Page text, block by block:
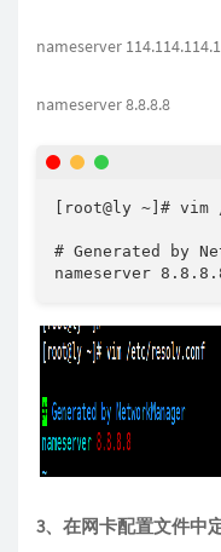
nameserver
nameserver 8.8.8.8
[root@ly ~]#
# Generated by
3、在网卡配置文件中